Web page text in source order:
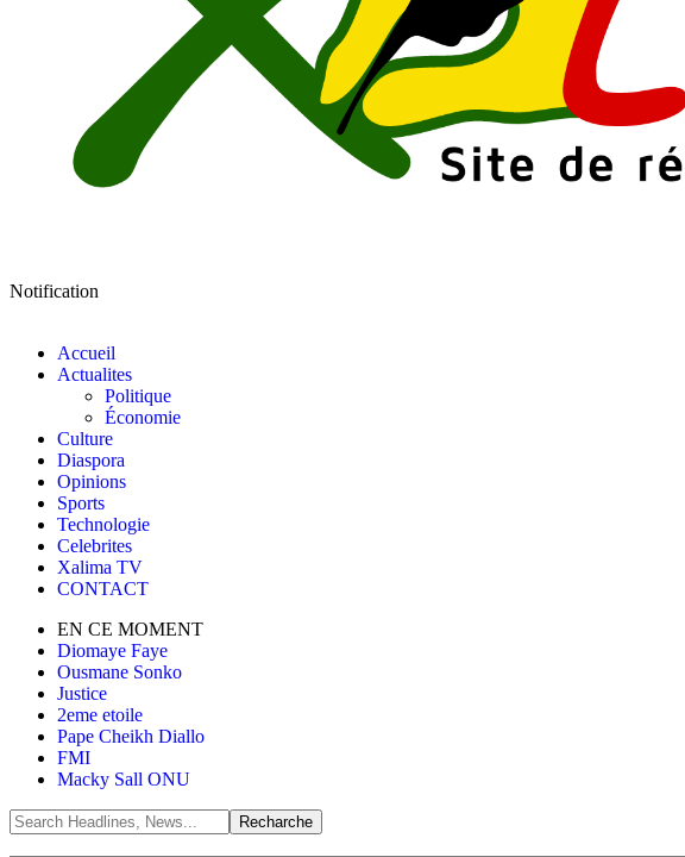
Notification
Accueil
Actualites
Politique
Économie
Culture
Diaspora
Opinions
Sports
Technologie
Celebrites
Xalima TV
CONTACT
EN CE MOMENT
Diomaye Faye
Ousmane Sonko
Justice
2eme etoile
Pape Cheikh Diallo
FMI
Macky Sall ONU